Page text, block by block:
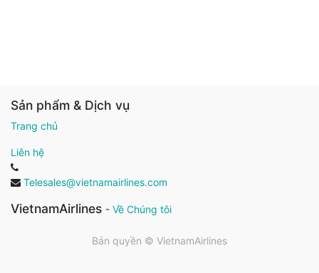
Sản phẩm & Dịch vụ
Trang chủ
Liên hệ
Telesales@vietnamairlines.com
VietnamAirlines - Về Chúng tôi
Bản quyền © VietnamAirlines